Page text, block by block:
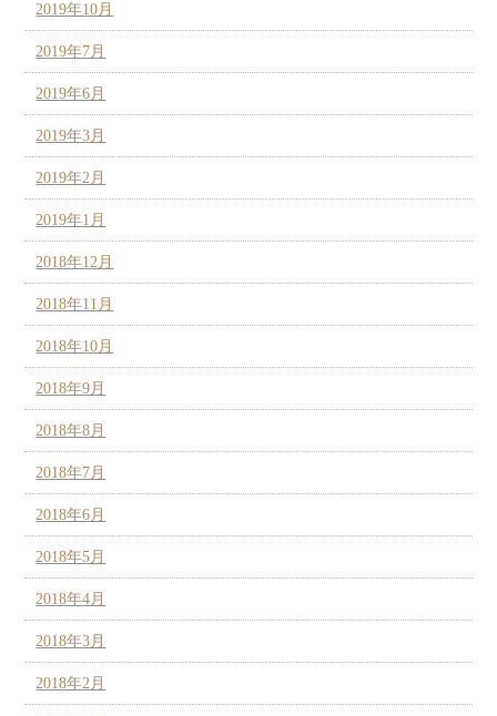
2019年10月
2019年7月
2019年6月
2019年3月
2019年2月
2019年1月
2018年12月
2018年11月
2018年10月
2018年9月
2018年8月
2018年7月
2018年6月
2018年5月
2018年4月
2018年3月
2018年2月